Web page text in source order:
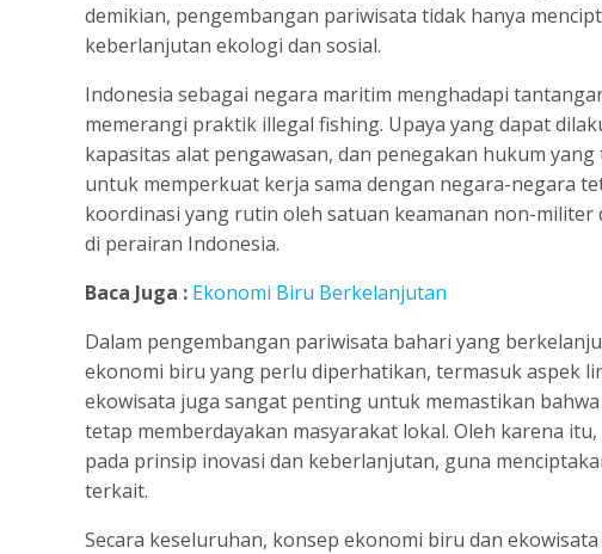
demikian, pengembangan pariwisata tidak hanya
keberlanjutan ekologi dan sosial.
Indonesia sebagai negara maritim menghadapi
memerangi praktik illegal fishing. Upaya yang dapat
kapasitas alat pengawasan, dan penegakan hukum
untuk memperkuat kerja sama dengan negara-negara
koordinasi yang rutin oleh satuan keamanan non-
di perairan Indonesia.
Baca Juga : Ekonomi Biru Berkelanjutan
Dalam pengembangan pariwisata bahari yang
ekonomi biru yang perlu diperhatikan, termasuk aspek
ekowisata juga sangat penting untuk memastikan
tetap memberdayakan masyarakat lokal. Oleh karena
pada prinsip inovasi dan keberlanjutan, guna
terkait.
Secara keseluruhan, konsep ekonomi biru dan